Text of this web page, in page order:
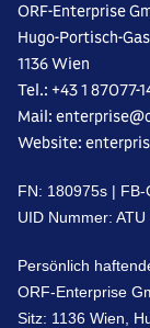
ORF-Enterprise
Hugo-Portisch-
1136 Wien
Tel.: +43 1 87077-
Mail:
Website:
FN: 18‌09‌75s |
UID Nummer:
Persönlich
ORF-Enterprise
Sitz: 1‌13‌6 Wien,